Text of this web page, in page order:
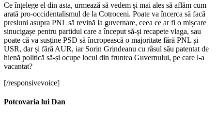
Ce înțelege el din asta, urmează să vedem și mai ales să aflăm cum
arată pro-occidentalismul de la Cotroceni. Poate va încerca să facă
presiuni asupra PNL să revină la guvernare, ceea ce ar fi o mișcare
sinucigașe pentru partidul care a început să-și recapete vlaga, sau
poate că va susține PSD să încropească o majoritate fără PNL și
USR, dar și fără AUR, iar Sorin Grindeanu cu râsul său patentat de
hienă politică să-și ocupe locul din fruntea Guvernului, pe care l-a
vacantat?
[/responsivevoice]
Potcovaria lui Dan